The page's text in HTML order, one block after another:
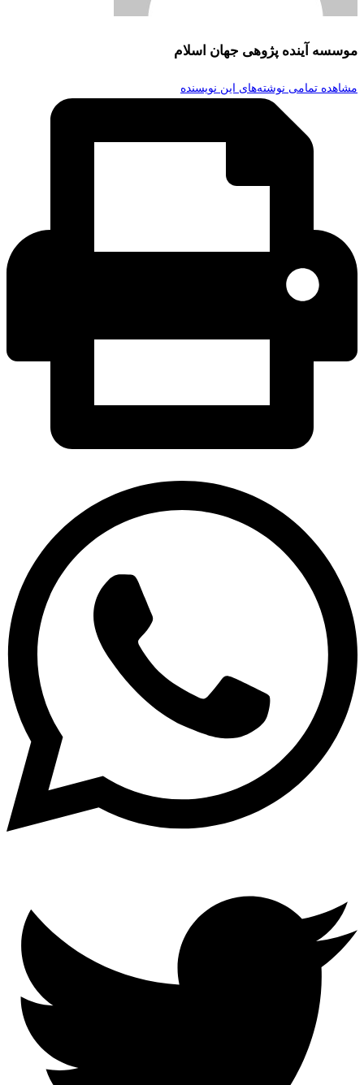
موسسه آینده پژوهی جهان اسلام
مشاهده تمامی نوشته‌های این نویسنده